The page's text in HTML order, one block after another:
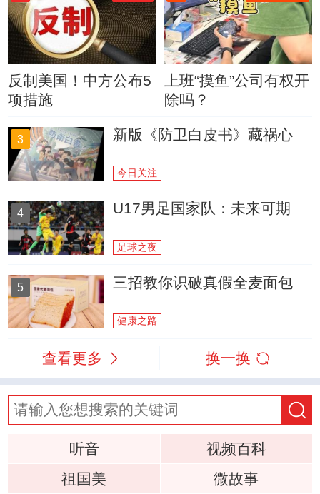
反制美国！中方公布5
项措施
上班“摸鱼”公司有权开
除吗？
3 新版《防卫白皮书》藏祸心
今日关注
4 U17男足国家队：未来可期
足球之夜
5 三招教你识破真假全麦面包
健康之路
查看更多 换一换
听音
视频百科
祖国美
微故事